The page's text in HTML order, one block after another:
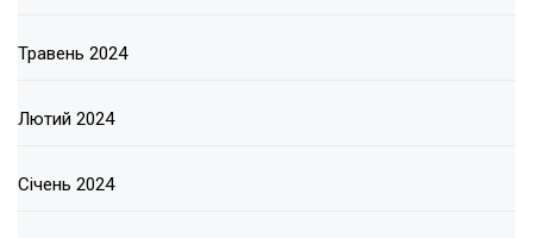
Травень 2024
Лютий 2024
Січень 2024